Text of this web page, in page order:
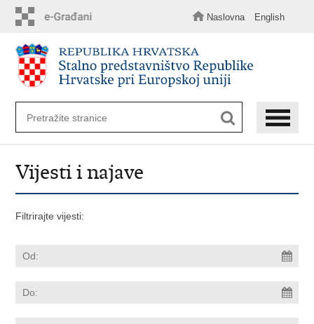
sadržaj
Naslovna English
Vijesti i najave
Filtrirajte vijesti: